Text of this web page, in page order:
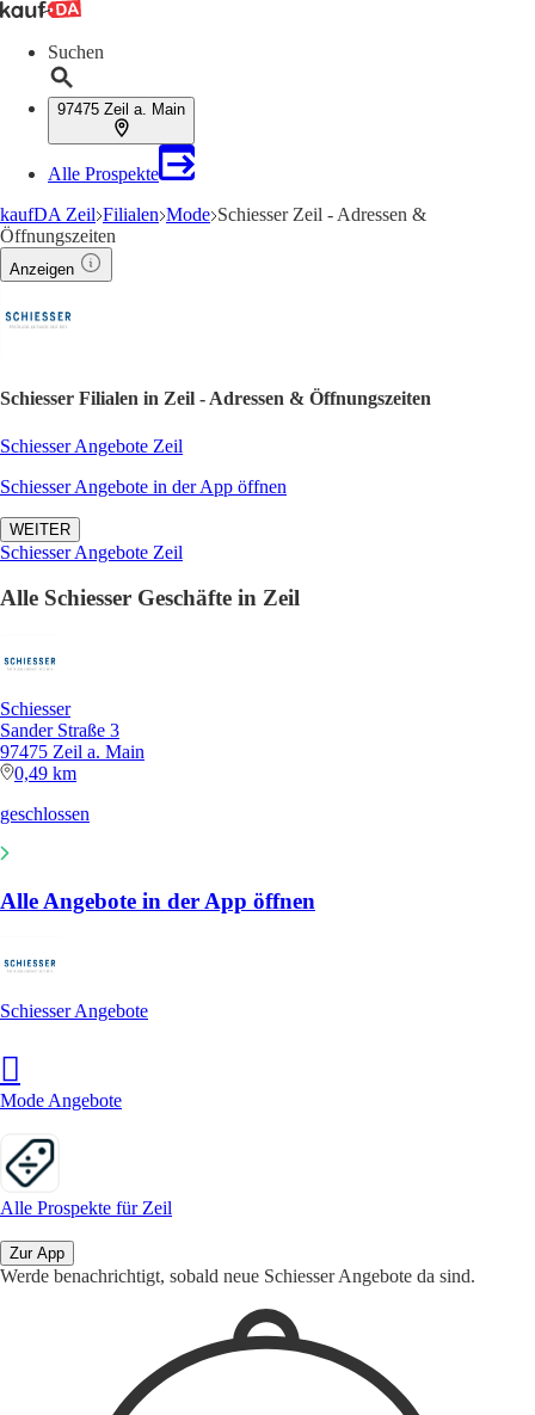
Suchen
97475 Zeil a. Main
Alle Prospekte
kaufDA Zeil Filialen Mode Schiesser Zeil - Adressen &
Öffnungszeiten
Anzeigen
Schiesser Filialen in Zeil - Adressen & Öffnungszeiten
Schiesser Angebote Zeil
Schiesser Angebote in der App öffnen
WEITER
Schiesser Angebote Zeil
Alle Schiesser Geschäfte in Zeil
Schiesser
Sander Straße 3
97475 Zeil a. Main
0,49 km
geschlossen
Alle Angebote in der App öffnen
Schiesser Angebote
Mode Angebote
Alle Prospekte für Zeil
Zur App
Werde benachrichtigt, sobald neue Schiesser Angebote da sind.